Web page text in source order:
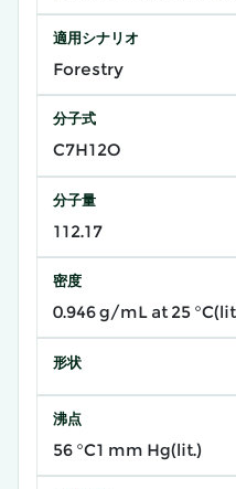
適用シナリオ
Forestry
分子式
C7H12O
分子量
112.17
密度
0.946 g/mL at 25
形状
沸点
56 °C1 mm Hg(lit.)